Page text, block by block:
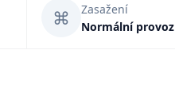
⌘
Zasažení
Normální provoz